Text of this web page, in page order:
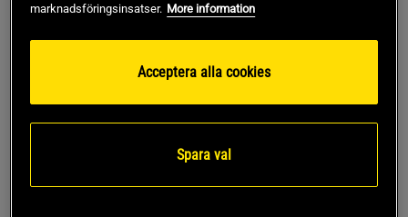
stil med modern funktionalitet för en mångsidig
marknadsföringsinsatser. More information
Acceptera alla cookies
Spara val